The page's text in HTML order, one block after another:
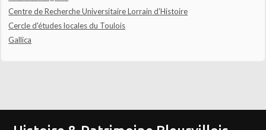
Centre de Recherche Universitaire Lorrain d'Histoire
Cercle d'études locales du Toulois
Gallica